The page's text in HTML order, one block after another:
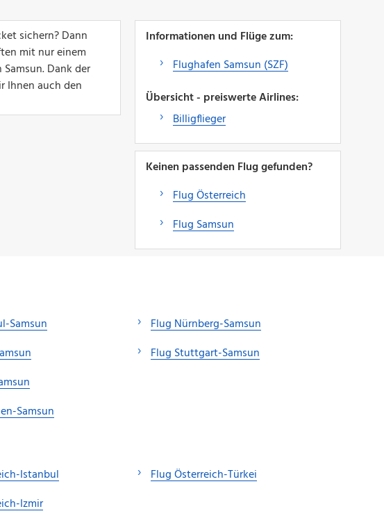
sichern? Dann
mit nur einem
Dank der
Ihnen auch den
Informationen und Flüge zum:
Flughafen Samsun (SZF)
Übersicht - preiswerte Airlines:
Billigflieger
Keinen passenden Flug gefunden?
Flug Österreich
Flug Samsun
Samsun
Samsun
Flug Nürnberg-Samsun
Flug Stuttgart-Samsun
Istanbul
Izmir
Flug Österreich-Türkei